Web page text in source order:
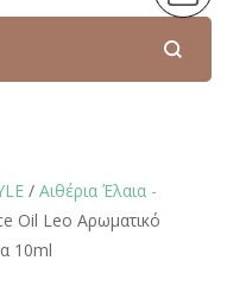
/ Αιθέρια Έλαια -
Oil Leo Αρωματικό
10ml